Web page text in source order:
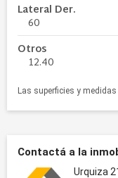
Lateral Der.
60
Otros
12.40
Las superficies y
Contactá a la
Urquiza